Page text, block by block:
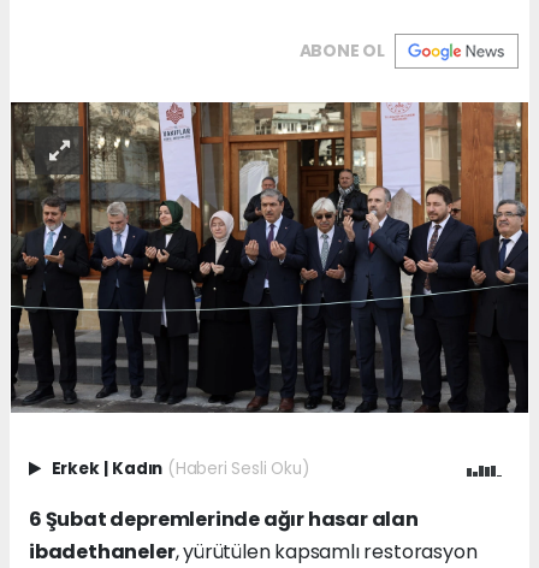
ABONE OL
Erkek | Kadın (Haberi Sesli Oku)
6 Şubat depremlerinde ağır hasar alan
ibadethaneler, yürütülen kapsamlı restorasyon